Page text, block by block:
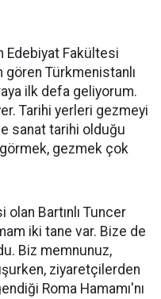
Edebiyat Fakültesi
Türkmenistanlı
ilk defa geliyorum.
Tarihi yerleri gezmeyi
sanat tarihi olduğu
gezmek çok
olan Bartınlı Tuncer
iki tane var. Bize de
Biz memnunuz,
ziyaretçilerden
Roma Hamamı'nı